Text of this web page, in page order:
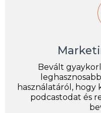
Bevált
használatáról,
podcastodat és